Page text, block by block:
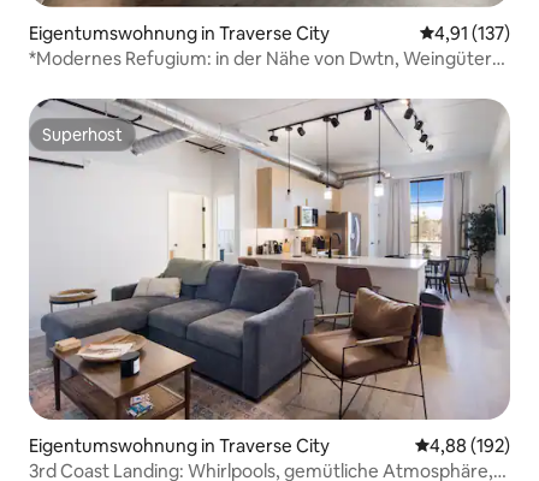
Eigentumswohnung in Traverse City
4,91 (137)
*Modernes Refugium: in der Nähe von Dwtn, Weingütern
Superhost
Superhost
Eigentumswohnung in Traverse City
4,88 (192)
3rd Coast Landing: Whirlpools, gemütliche Atmosphäre,